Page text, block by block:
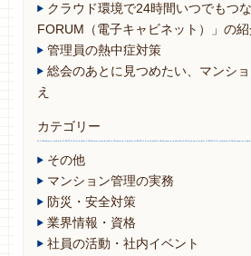
クラウド環境で24時間いつでもつ
FORUM（電子キャビネット）」の
管理員の熱中症対策
総会のあとに見つめたい、マンシ
え
カテゴリー
その他
マンション管理の実務
防災・安全対策
業界情報・資格
社員の活動・社内イベント